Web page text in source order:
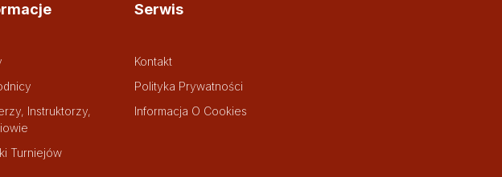
Instruktorzy,
Turniejów
Serwis
Kontakt
Polityka Prywatności
Informacja O Cookies